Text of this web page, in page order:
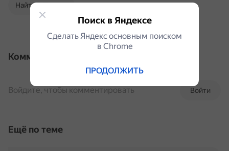
Найти в Поиске
Комментарии
Войти
Войдите, чтобы комментировать
Ещё по теме
Поиск в Яндексе
Сделать Яндекс основным поиском
в Сhrome
ПРОДОЛЖИТЬ